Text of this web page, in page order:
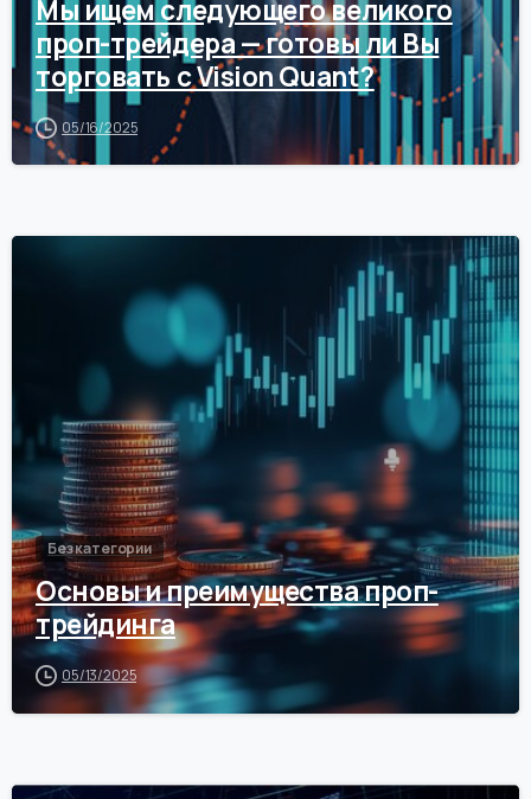
Мы ищем следующего великого
проп-трейдера — готовы ли Вы
торговать с Vision Quant?
05/16/2025
0
Без категории
Основы и преимущества проп-
трейдинга
05/13/2025